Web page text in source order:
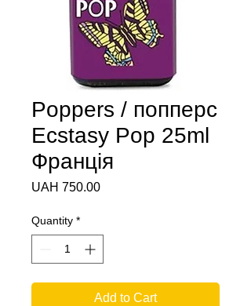
Poppers / попперс
Ecstasy Pop 25ml
Франція
UAH 750.00Price
Quantity *
Add to Cart